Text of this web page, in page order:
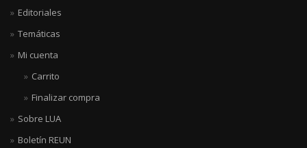
Editoriales
Temáticas
Mi cuenta
Carrito
Finalizar compra
Sobre LUA
Boletín REUN